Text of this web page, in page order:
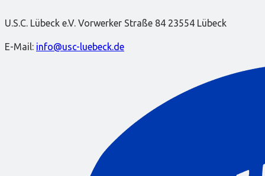
U.S.C. Lübeck e.V. Vorwerker Straße 84 23554 Lübeck
E-Mail: info@usc-luebeck.de